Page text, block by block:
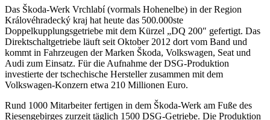
Das Škoda-Werk Vrchlabí (vormals Hohenelbe) in der Region
Královéhradecký kraj hat heute das 500.000ste
Doppelkupplungsgetriebe mit dem Kürzel „DQ 200″ gefertigt. Das
Direktschaltgetriebe läuft seit Oktober 2012 dort vom Band und
kommt in Fahrzeugen der Marken Škoda, Volkswagen, Seat und
Audi zum Einsatz. Für die Aufnahme der DSG-Produktion
investierte der tschechische Hersteller zusammen mit dem
Volkswagen-Konzern etwa 210 Millionen Euro.
Rund 1000 Mitarbeiter fertigen in dem Škoda-Werk am Fuße des
Riesengebirges zurzeit täglich 1500 DSG-Getriebe. Die Produktion